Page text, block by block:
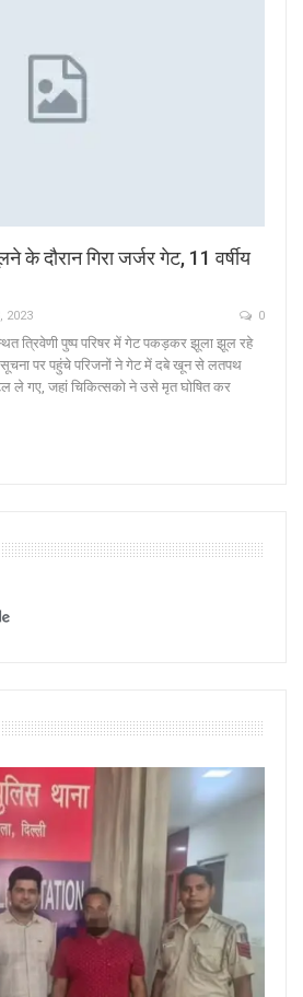
के दौरान गिरा जर्जर गेट, 11 वर्षीय
2023 0
त्रिवेणी पुष्प परिषर में गेट पकड़कर झूला झूल रहे
सूचना पर पहुंचे परिजनों ने गेट में दबे खून से लतपथ
ले गए, जहां चिकित्सको ने उसे मृत घोषित कर